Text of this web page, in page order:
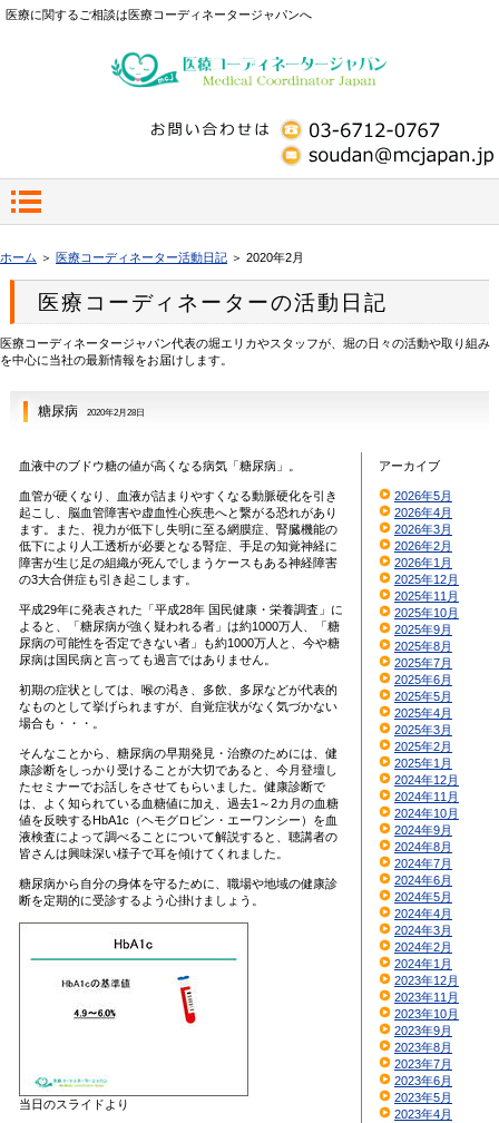
医療に関するご相談は医療コーディネータージャパンへ
ホーム ＞ 医療コーディネーター活動日記 ＞ 2020年2月
医療コーディネーターの活動日記
医療コーディネータージャパン代表の堀エリカやスタッフが、堀の日々の活動や取り組み
を中心に当社の最新情報をお届けします。
糖尿病 2020年2月28日
血液中のブドウ糖の値が高くなる病気「糖尿病」。
血管が硬くなり、血液が詰まりやすくなる動脈硬化を引き
起こし、脳血管障害や虚血性心疾患へと繋がる恐れがあり
ます。また、視力が低下し失明に至る網膜症、腎臓機能の
低下により人工透析が必要となる腎症、手足の知覚神経に
障害が生じ足の組織が死んでしまうケースもある神経障害
の3大合併症も引き起こします。
平成29年に発表された「平成28年 国民健康・栄養調査」に
よると、「糖尿病が強く疑われる者」は約1000万人、「糖
尿病の可能性を否定できない者」も約1000万人と、今や糖
尿病は国民病と言っても過言ではありません。
初期の症状としては、喉の渇き、多飲、多尿などが代表的
なものとして挙げられますが、自覚症状がなく気づかない
場合も・・・。
そんなことから、糖尿病の早期発見・治療のためには、健
康診断をしっかり受けることが大切であると、今月登壇し
たセミナーでお話しをさせてもらいました。健康診断で
は、よく知られている血糖値に加え、過去1～2カ月の血糖
値を反映するHbA1c（ヘモグロビン・エーワンシー）を血
液検査によって調べることについて解説すると、聴講者の
皆さんは興味深い様子で耳を傾けてくれました。
糖尿病から自分の身体を守るために、職場や地域の健康診
断を定期的に受診するよう心掛けましょう。
当日のスライドより
アーカイブ
2026年5月
2026年4月
2026年3月
2026年2月
2026年1月
2025年12月
2025年11月
2025年10月
2025年9月
2025年8月
2025年7月
2025年6月
2025年5月
2025年4月
2025年3月
2025年2月
2025年1月
2024年12月
2024年11月
2024年10月
2024年9月
2024年8月
2024年7月
2024年6月
2024年5月
2024年4月
2024年3月
2024年2月
2024年1月
2023年12月
2023年11月
2023年10月
2023年9月
2023年8月
2023年7月
2023年6月
2023年5月
2023年4月